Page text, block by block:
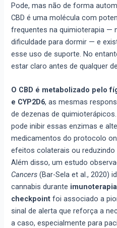
Pode, mas não de forma
CBD é uma molécula com
frequentes na quimioterapia —
dificuldade para dormir — e
esse uso de suporte. No
estar claro antes de qualquer
O CBD é metabolizado pelo
e CYP2D6, as mesmas
de dezenas de
pode inibir essas enzimas e
medicamentos do protocolo
efeitos colaterais ou
Além disso, um estudo
Cancers (Bar-Sela et al., 2020)
cannabis durante
checkpoint foi associado a
sinal de alerta que reforça a
a caso, especialmente para